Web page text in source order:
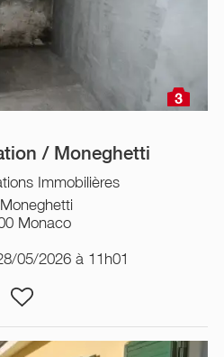
3
/ Moneghetti
Immobilières
Monaco
05/2026 à 11h01